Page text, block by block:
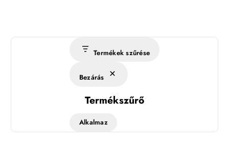
Termékek szűrése
Bezárás
Termékszűrő
Alkalmaz